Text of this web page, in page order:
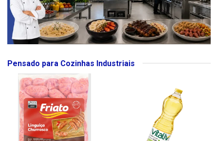
Pensado para Cozinhas Industriais